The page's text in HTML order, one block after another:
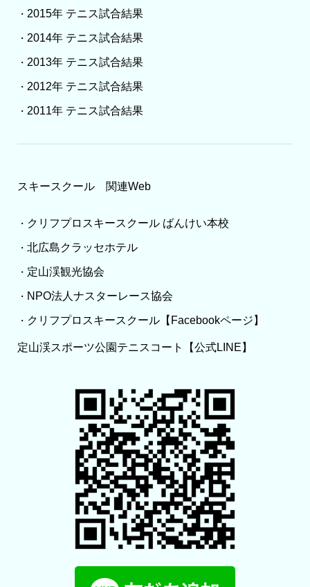
・ 2015年 テニス試合結果
・ 2014年 テニス試合結果
・ 2013年 テニス試合結果
・ 2012年 テニス試合結果
・ 2011年 テニス試合結果
スキースクール 関連Web
・ クリフプロスキースクール ばんけい本校
・ 北広島クラッセホテル
・ 定山渓観光協会
・ NPO法人ナスターレース協会
・ クリフプロスキースクール【Facebookページ】
定山渓スポーツ公園テニスコート【公式LINE】